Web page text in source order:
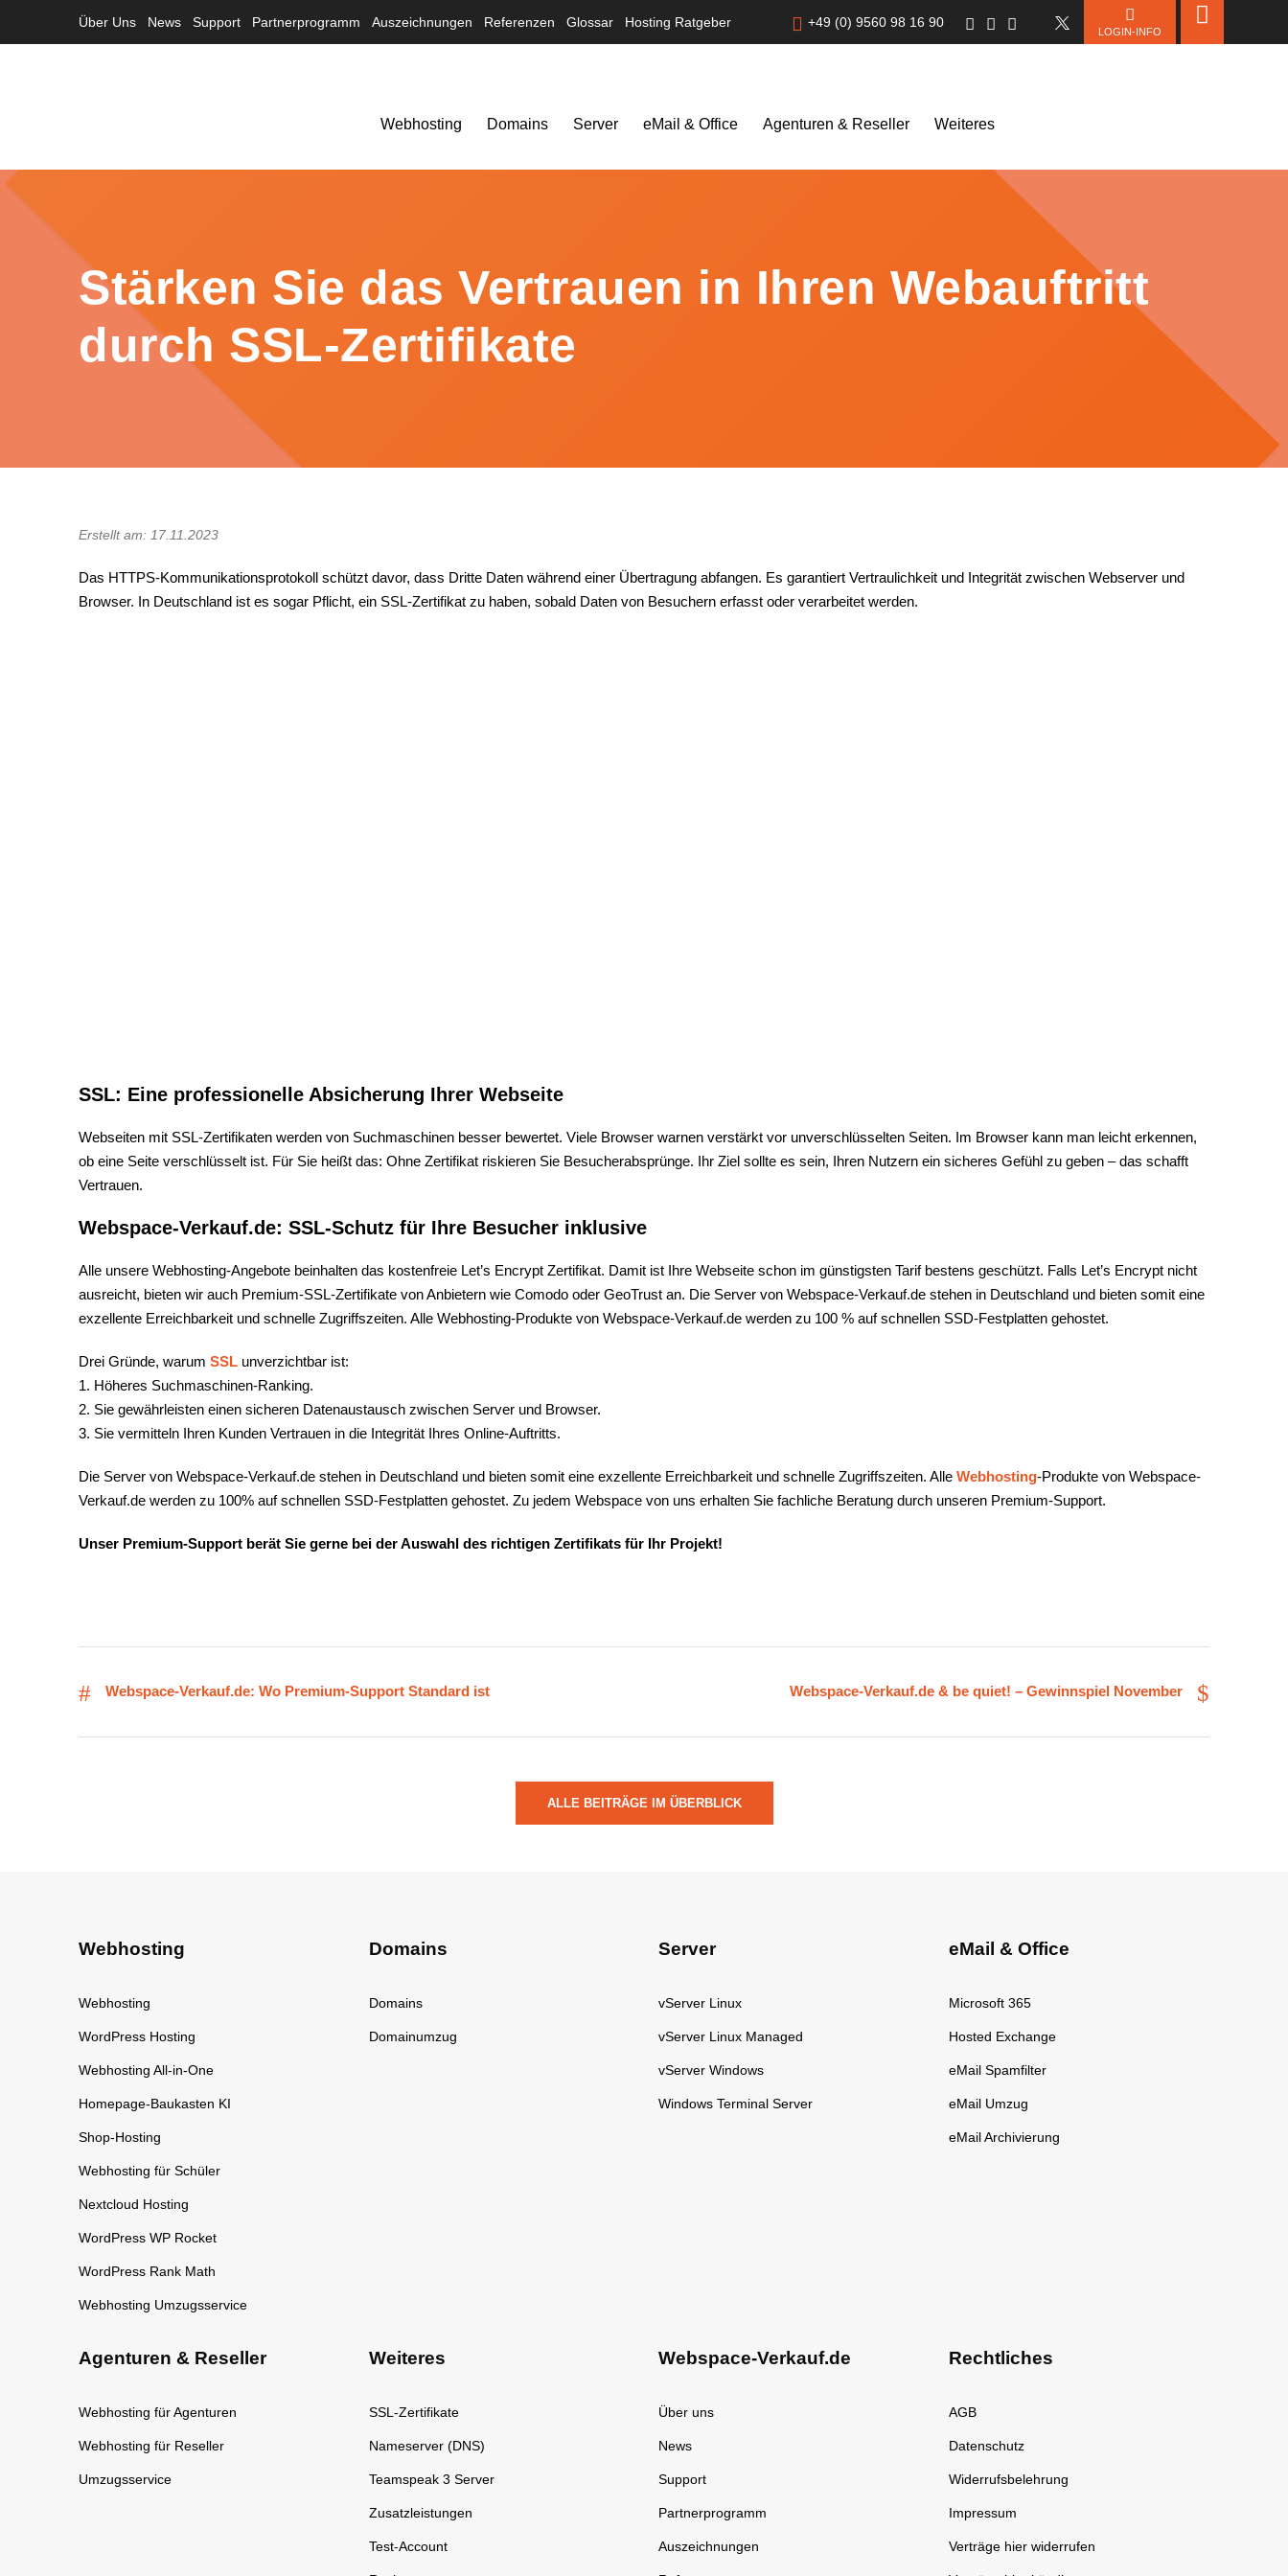
Über Uns News Support Partnerprogramm Auszeichnungen Referenzen Glossar Hosting Ratgeber +49 (0) 9560 98 16 90
LOGIN-INFO
Webhosting Domains Server eMail & Office Agenturen & Reseller Weiteres
Stärken Sie das Vertrauen in Ihren Webauftritt
durch SSL-Zertifikate
Erstellt am: 17.11.2023
Das HTTPS-Kommunikationsprotokoll schützt davor, dass Dritte Daten während einer Übertragung abfangen. Es garantiert Vertraulichkeit und Integrität zwischen Webserver und
Browser. In Deutschland ist es sogar Pflicht, ein SSL-Zertifikat zu haben, sobald Daten von Besuchern erfasst oder verarbeitet werden.
SSL: Eine professionelle Absicherung Ihrer Webseite
Webseiten mit SSL-Zertifikaten werden von Suchmaschinen besser bewertet. Viele Browser warnen verstärkt vor unverschlüsselten Seiten. Im Browser kann man leicht erkennen,
ob eine Seite verschlüsselt ist. Für Sie heißt das: Ohne Zertifikat riskieren Sie Besucherabsprünge. Ihr Ziel sollte es sein, Ihren Nutzern ein sicheres Gefühl zu geben – das schafft
Vertrauen.
Webspace-Verkauf.de: SSL-Schutz für Ihre Besucher inklusive
Alle unsere Webhosting-Angebote beinhalten das kostenfreie Let’s Encrypt Zertifikat. Damit ist Ihre Webseite schon im günstigsten Tarif bestens geschützt. Falls Let’s Encrypt nicht
ausreicht, bieten wir auch Premium-SSL-Zertifikate von Anbietern wie Comodo oder GeoTrust an. Die Server von Webspace-Verkauf.de stehen in Deutschland und bieten somit eine
exzellente Erreichbarkeit und schnelle Zugriffszeiten. Alle Webhosting-Produkte von Webspace-Verkauf.de werden zu 100 % auf schnellen SSD-Festplatten gehostet.
Drei Gründe, warum SSL unverzichtbar ist:
1. Höheres Suchmaschinen-Ranking.
2. Sie gewährleisten einen sicheren Datenaustausch zwischen Server und Browser.
3. Sie vermitteln Ihren Kunden Vertrauen in die Integrität Ihres Online-Auftritts.
Die Server von Webspace-Verkauf.de stehen in Deutschland und bieten somit eine exzellente Erreichbarkeit und schnelle Zugriffszeiten. Alle Webhosting-Produkte von Webspace-
Verkauf.de werden zu 100% auf schnellen SSD-Festplatten gehostet. Zu jedem Webspace von uns erhalten Sie fachliche Beratung durch unseren Premium-Support.
Unser Premium-Support berät Sie gerne bei der Auswahl des richtigen Zertifikats für Ihr Projekt!
Webspace-Verkauf.de & be quiet! – Gewinnspiel November
Webspace-Verkauf.de: Wo Premium-Support Standard ist
ALLE BEITRÄGE IM ÜBERBLICK
Webhosting
Webhosting
WordPress Hosting
Webhosting All-in-One
Homepage-Baukasten KI
Shop-Hosting
Webhosting für Schüler
Nextcloud Hosting
WordPress WP Rocket
WordPress Rank Math
Webhosting Umzugsservice
Domains
Domains
Domainumzug
Server
vServer Linux
vServer Linux Managed
vServer Windows
Windows Terminal Server
eMail & Office
Microsoft 365
Hosted Exchange
eMail Spamfilter
eMail Umzug
eMail Archivierung
Agenturen & Reseller
Webhosting für Agenturen
Webhosting für Reseller
Umzugsservice
Weiteres
SSL-Zertifikate
Nameserver (DNS)
Teamspeak 3 Server
Zusatzleistungen
Test-Account
Webspace-Verkauf.de
Über uns
News
Support
Partnerprogramm
Auszeichnungen
Rechtliches
AGB
Datenschutz
Widerrufsbelehrung
Impressum
Verträge hier widerrufen